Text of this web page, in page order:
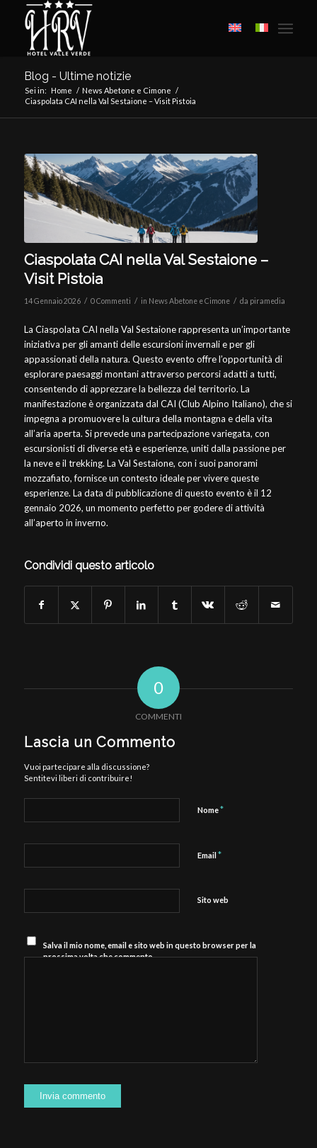
Blog - Ultime notizie
Sei in: Home / News Abetone e Cimone /
Ciaspolata CAI nella Val Sestaione – Visit Pistoia
Ciaspolata CAI nella Val Sestaione –
Visit Pistoia
14 Gennaio 2026 / 0 Commenti / in News Abetone e Cimone / da piramedia
La Ciaspolata CAI nella Val Sestaione rappresenta un’importante
iniziativa per gli amanti delle escursioni invernali e per gli
appassionati della natura. Questo evento offre l’opportunità di
esplorare paesaggi montani attraverso percorsi adatti a tutti,
consentendo di apprezzare la bellezza del territorio. La
manifestazione è organizzata dal CAI (Club Alpino Italiano), che si
impegna a promuovere la cultura della montagna e della vita
all’aria aperta. Si prevede una partecipazione variegata, con
escursionisti di diverse età e esperienze, uniti dalla passione per
la neve e il trekking. La Val Sestaione, con i suoi panorami
mozzafiato, fornisce un contesto ideale per vivere queste
esperienze. La data di pubblicazione di questo evento è il 12
gennaio 2026, un momento perfetto per godere di attività
all’aperto in inverno.
Condividi questo articolo
0
COMMENTI
Lascia un Commento
Vuoi partecipare alla discussione?
Sentitevi liberi di contribuire!
Nome*
Email*
Sito web
Salva il mio nome, email e sito web in questo browser per la
prossima volta che commento.